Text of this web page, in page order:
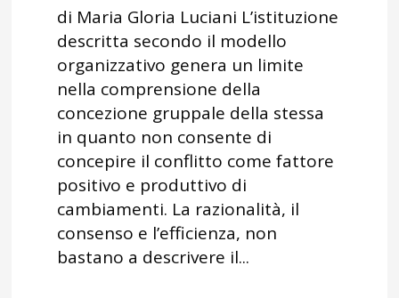
di Maria Gloria Luciani L’istituzione
descritta secondo il modello
organizzativo genera un limite
nella comprensione della
concezione gruppale della stessa
in quanto non consente di
concepire il conflitto come fattore
positivo e produttivo di
cambiamenti. La razionalità, il
consenso e l’efficienza, non
bastano a descrivere il...